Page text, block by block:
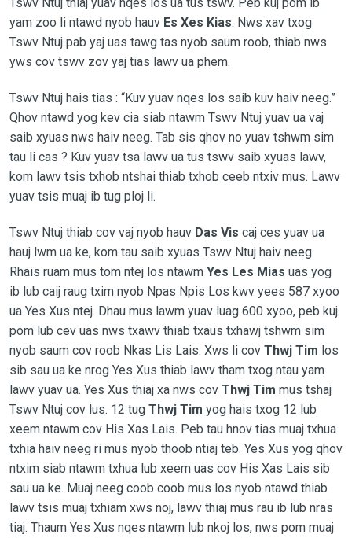
yam zoo li ntawd nyob hauv Es Xes Kias. Nws xav txog
Tswv Ntuj pab yaj uas tawg tas nyob saum roob, thiab nws
yws cov tswv zov yaj tias lawv ua phem.
Tswv Ntuj hais tias : “Kuv yuav nqes los saib kuv haiv neeg.”
Qhov ntawd yog kev cia siab ntawm Tswv Ntuj yuav ua vaj
saib xyuas nws haiv neeg. Tab sis qhov no yuav tshwm sim
tau li cas ? Kuv yuav tsa lawv ua tus tswv saib xyuas lawv,
kom lawv tsis txhob ntshai thiab txhob ceeb ntxiv mus. Lawv
yuav tsis muaj ib tug ploj li.
Tswv Ntuj thiab cov vaj nyob hauv Das Vis caj ces yuav ua
hauj lwm ua ke, kom tau saib xyuas Tswv Ntuj haiv neeg.
Rhais ruam mus tom ntej los ntawm Yes Les Mias uas yog
ib lub caij raug txim nyob Npas Npis Los kwv yees 587 xyoo
ua Yes Xus ntej. Dhau mus lawm yuav luag 600 xyoo, peb kuj
pom lub cev uas nws txawv thiab txaus txhawj tshwm sim
nyob saum cov roob Nkas Lis Lais. Xws li cov Thwj Tim los
sib sau ua ke nrog Yes Xus thiab lawv tham txog ntau yam
lawv yuav ua. Yes Xus thiaj xa nws cov Thwj Tim mus tshaj
Tswv Ntuj cov lus. 12 tug Thwj Tim yog hais txog 12 lub
xeem ntawm cov His Xas Lais. Peb tau hnov tias muaj txhua
txhia haiv neeg ri mus nyob thoob ntiaj teb. Yes Xus yog qhov
ntxim siab ntawm txhua lub xeem uas cov His Xas Lais sib
sau ua ke. Muaj neeg coob coob mus los nyob ntawd thiab
lawv tsis muaj txhiam xws noj, lawv thiaj mus rau ib lub nras
tiaj. Thaum Yes Xus nqes ntawm lub nkoj los, nws pom muaj